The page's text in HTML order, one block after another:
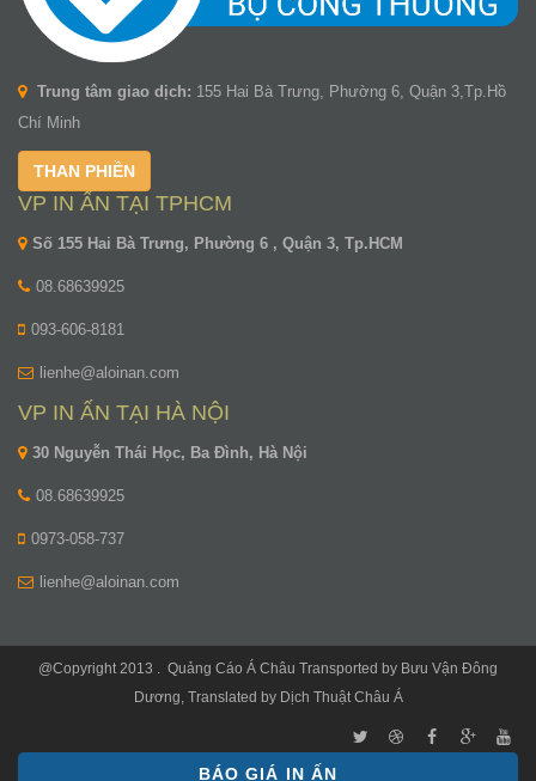
Trung tâm giao dịch: 155 Hai Bà Trưng, Phường 6, Quận 3,Tp.Hồ
Chí Minh
THAN PHIỀN
VP IN ẤN TẠI TPHCM
Số 155 Hai Bà Trưng, Phường 6 , Quận 3, Tp.HCM
08.68639925
093-606-8181
lienhe@aloinan.com
VP IN ẤN TẠI HÀ NỘI
30 Nguyễn Thái Học, Ba Đình, Hà Nội
08.68639925
0973-058-737
lienhe@aloinan.com
@Copyright 2013 . Quảng Cáo Á Châu Transported by Bưu Vận Đông
Dương, Translated by Dịch Thuật Châu Á
BÁO GIÁ IN ẤN